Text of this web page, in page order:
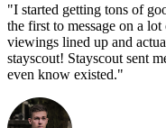
"I started getting tons of
the first to message on a
viewings lined up and
stayscout! Stayscout sent
even know existed."